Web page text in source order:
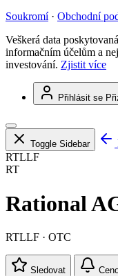
Soukromí · Obchodní
Veškerá data
informačním účelům a
investování. Zjistit více
Přihlásit se
Toggle Sidebar
RTLLF
RT
Rational
RTLLF · OTC
Sledovat